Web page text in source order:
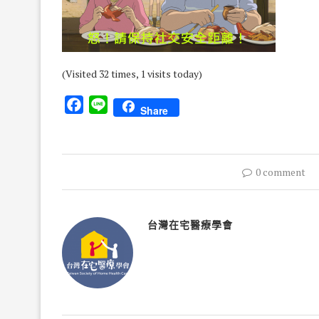
(Visited 32 times, 1 visits today)
Facebook
Line Share
0 comment
台灣在宅醫療學會